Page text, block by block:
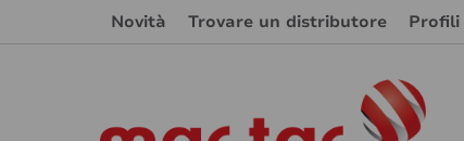
Novità Trovare un distributore Profili